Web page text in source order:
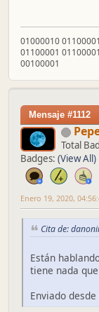
01000010
01100001
00100001
Mensaje #1112
Total
Badges: (View All)
Enero 19, 2020,
Cita de:
Están
tiene nada
Enviado